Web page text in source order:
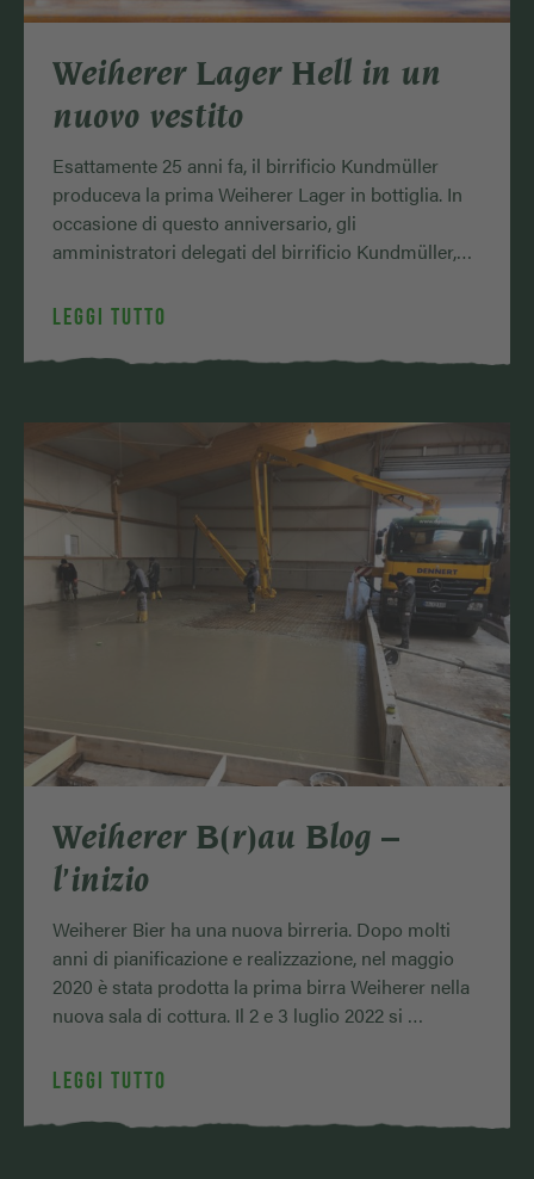
Weiherer Lager Hell in un
nuovo vestito
Esattamente 25 anni fa, il birrificio Kundmüller
produceva la prima Weiherer Lager in bottiglia. In
occasione di questo anniversario, gli
amministratori delegati del birrificio Kundmüller,
LEGGI TUTTO
Weiherer B(r)au Blog –
l’inizio
Weiherer Bier ha una nuova birreria. Dopo molti
anni di pianificazione e realizzazione, nel maggio
2020 è stata prodotta la prima birra Weiherer nella
nuova sala di cottura. Il 2 e 3 luglio 2022 si …
LEGGI TUTTO